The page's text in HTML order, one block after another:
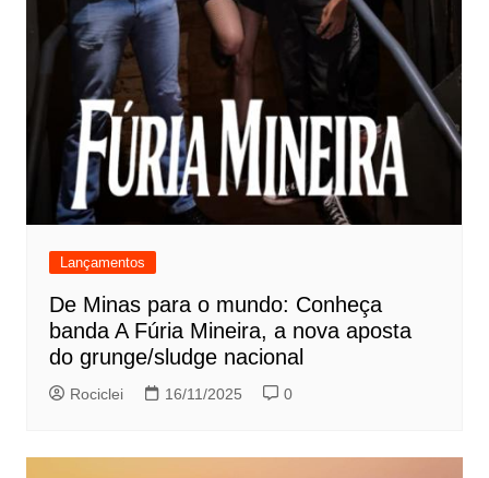
Lançamentos
De Minas para o mundo: Conheça
banda A Fúria Mineira, a nova aposta
do grunge/sludge nacional
Rociclei 16/11/2025 0